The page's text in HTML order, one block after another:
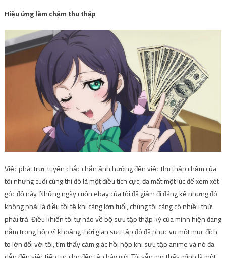
Hiệu ứng làm chậm thu thập
Việc phát trực tuyến chắc chắn ảnh hưởng đến việc thu thập chậm của
tôi nhưng cuối cùng thì đó là một điều tích cực, đã mất một lúc để xem xét
góc độ này. Những ngày cuộn ebay của tôi đã giảm đi đáng kể nhưng đó
không phải là điều tồi tệ khi càng lớn tuổi, chúng tôi càng có nhiều thứ
phải trả. Điều khiến tôi tự hào về bộ sưu tập thập kỷ của mình hiện đang
nằm trong hộp vì khoảng thời gian sưu tập đó đã phục vụ một mục đích
to lớn đối với tôi, tìm thấy cảm giác hồi hộp khi sưu tập anime và nó đã